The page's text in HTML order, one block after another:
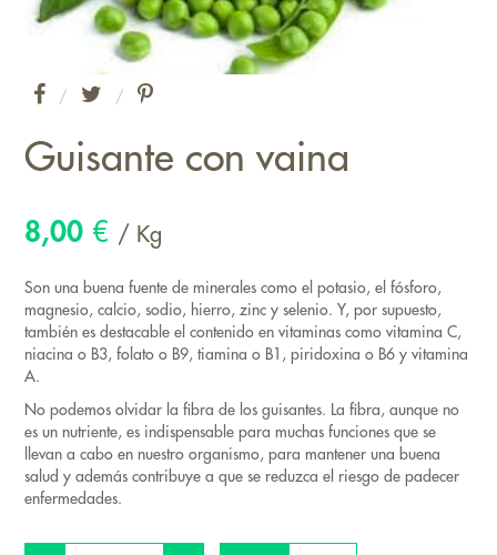
/ /
Guisante con vaina
8,00 € / Kg
Son una buena fuente de minerales como el potasio, el fósforo,
magnesio, calcio, sodio, hierro, zinc y selenio. Y, por supuesto,
también es destacable el contenido en vitaminas como vitamina C,
niacina o B3, folato o B9, tiamina o B1, piridoxina o B6 y vitamina
A.
No podemos olvidar la fibra de los guisantes. La fibra, aunque no
es un nutriente, es indispensable para muchas funciones que se
llevan a cabo en nuestro organismo, para mantener una buena
salud y además contribuye a que se reduzca el riesgo de padecer
enfermedades.